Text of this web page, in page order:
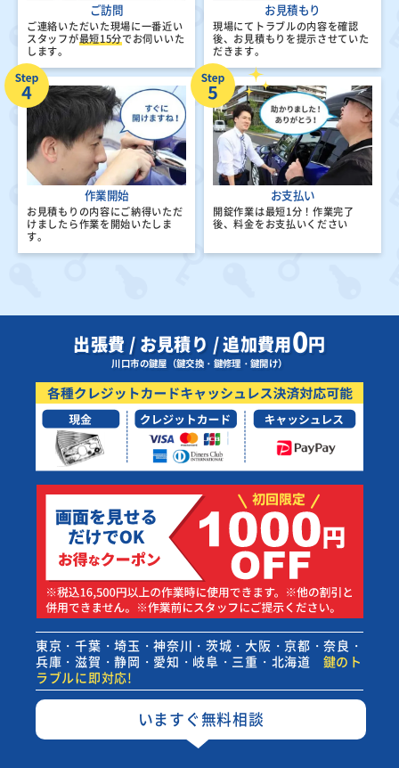
ご訪問
ご連絡いただいた現場に一番近い
スタッフが最短15分でお伺いいた
します。
お見積もり
現場にてトラブルの内容を確認
後、 お見積もりを提示させていた
だきます。
作業開始
お見積もりの内容にご納得いただ
けましたら作業を開始いたしま
す。
お支払い
開錠作業は最短1分！ 作業完了
後、料金をお支払いください
出張費 / お見積り / 追加費用0円
川口市の鍵屋（鍵交換・鍵修理・鍵開け）
東京・千葉・埼玉・神奈川・茨城・大阪・京都・奈良・
兵庫・滋賀・静岡・愛知・岐阜・三重・北海道
鍵のト
ラブルに即対応!
いますぐ無料相談